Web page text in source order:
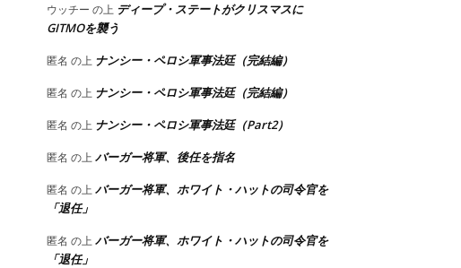
ウッチー の上 ディープ・ステートがクリスマスに
GITMOを襲う
匿名 の上 ナンシー・ペロシ軍事法廷（完結編）
匿名 の上 ナンシー・ペロシ軍事法廷（完結編）
匿名 の上 ナンシー・ペロシ軍事法廷（Part2）
匿名 の上 バーガー将軍、後任を指名
匿名 の上 バーガー将軍、ホワイト・ハットの司令官を
「退任」
匿名 の上 バーガー将軍、ホワイト・ハットの司令官を
「退任」